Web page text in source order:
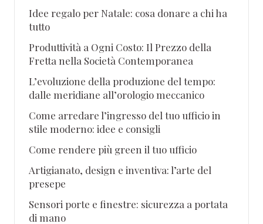
Idee regalo per Natale: cosa donare a chi ha
tutto
Produttività a Ogni Costo: Il Prezzo della
Fretta nella Società Contemporanea
L’evoluzione della produzione del tempo:
dalle meridiane all’orologio meccanico
Come arredare l’ingresso del tuo ufficio in
stile moderno: idee e consigli
Come rendere più green il tuo ufficio
Artigianato, design e inventiva: l’arte del
presepe
Sensori porte e finestre: sicurezza a portata
di mano